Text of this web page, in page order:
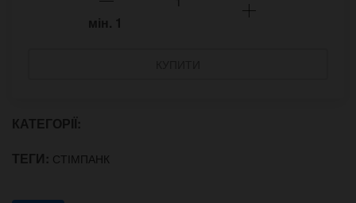
мін. 1
КАТЕГОРІЇ:
ТЕГИ: СТІМПАНК